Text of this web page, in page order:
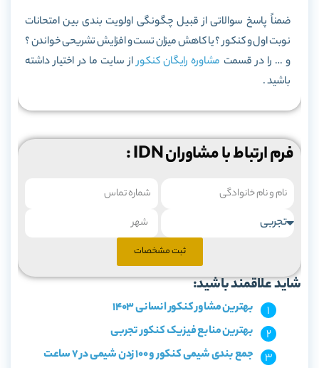
ضمناً پاسخ سوالاتی از قبیل چگونگی اولویت بندی بین امتحانات
نوبت اول و کنکور ؟ یا کاهش میزان تست و افزایش تشریحی خواندن ؟
و … را در قسمت مشاوره رایگان کنکوراز سایت ما در اختیار داشته
باشید .
فرم ارتباط با مشاوران IDN :
ثبت مشخصات
شاید علاقمند باشید:
بهترین مشاور کنکور انسانی 1403
بهترین منابع فیزیک کنکور تجربی
جمع بندی شیمی کنکور و 100 زدن شیمی در 7 ساعت